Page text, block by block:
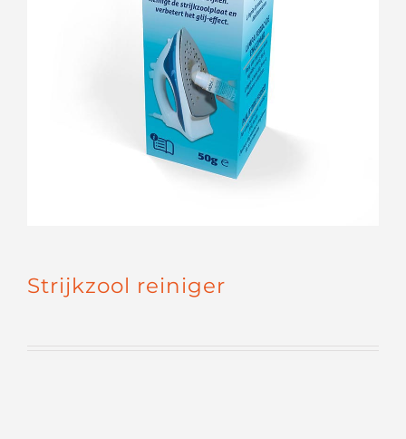
Strijkzool reiniger